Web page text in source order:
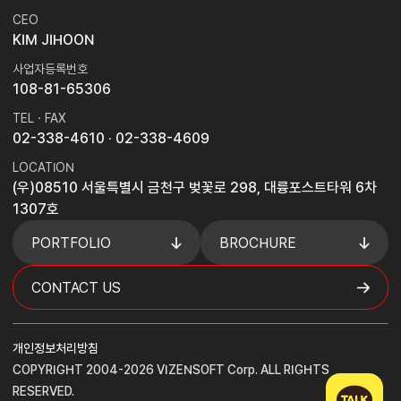
CEO
KIM JIHOON
사업자등록번호
108-81-65306
TEL · FAX
02-338-4610 · 02-338-4609
LOCATION
(우)08510 서울특별시 금천구 벚꽃로 298, 대륭포스트타워 6차
1307호
PORTFOLIO
BROCHURE
CONTACT US
개인정보처리방침
COPYRIGHT 2004-2026 VIZENSOFT Corp. ALL RIGHTS
RESERVED.